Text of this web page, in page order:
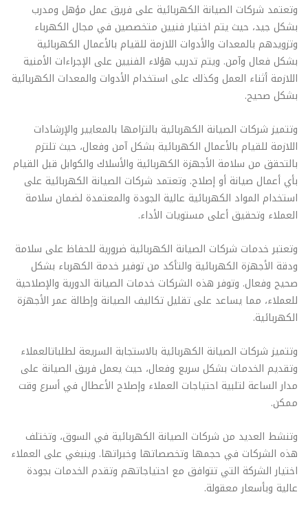
وتعتمد شركات الصيانة الكهربائية على فريق عمل مؤهل ومدرب
بشكل جيد، حيث يتم اختيار فنيين متخصصين في مجال الكهرباء
وتزويدهم بالمعدات والأدوات اللازمة للقيام بالأعمال الكهربائية
بشكل فعال وآمن. ويتم تدريب هؤلاء الفنيين على الإجراءات الأمنية
اللازمة أثناء العمل وكذلك على استخدام الأدوات والمعدات الكهربائية
بشكل صحيح.
وتتميز شركات الصيانة الكهربائية بالتزامها بالمعايير والإرشادات
اللازمة للقيام بالأعمال الكهربائية بشكل آمن وفعال، حيث تلتزم
بالتحقق من سلامة الأجهزة الكهربائية والأسلاك والكوابل قبل القيام
بأي أعمال صيانة أو إصلاح. وتعتمد شركات الصيانة الكهربائية على
استخدام المواد الكهربائية عالية الجودة والمعتمدة لضمان سلامة
العملاء وتحقيق أعلى مستويات الأداء.
وتعتبر خدمات شركات الصيانة الكهربائية ضرورية للحفاظ على سلامة
ودقة الأجهزة الكهربائية والتأكد من توفير خدمة الكهرباء بشكل
صحيح وفعال. وتوفر هذه الشركات خدمات الصيانة الدورية والإصلاحية
للعملاء، مما يساعد على تقليل تكاليف الصيانة وإطالة عمر الأجهزة
الكهربائية.
وتتميز شركات الصيانة الكهربائية بالاستجابة السريعة لطلباتالعملاء
وتقديم الخدمات بشكل سريع وفعال، حيث يعمل فريق الصيانة على
مدار الساعة لتلبية احتياجات العملاء وإصلاح الأعطال في أسرع وقت
ممكن.
وتنشط العديد من شركات الصيانة الكهربائية في السوق، وتختلف
هذه الشركات في حجمها وتخصصاتها وخبراتها. وينبغي على العملاء
اختيار الشركة التي تتوافق مع احتياجاتهم وتقدم الخدمات بجودة
عالية وبأسعار معقولة.